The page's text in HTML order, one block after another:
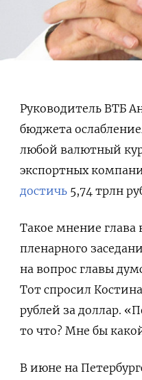
Руководитель ВТБ
бюджета
любой валютный
экспортных
достичь 5,74 трлн
Такое мнение глава
пленарного
на вопрос главы
Тот спросил
рублей за доллар.
то что? Мне бы
В июне на